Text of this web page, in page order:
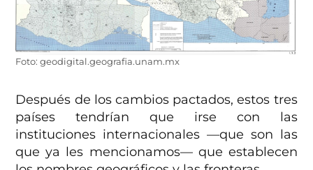
Foto: geodigital.geografia.unam.mx
Después de los cambios pactados, estos tres
países tendrían que irse con las
instituciones internacionales —que son las
que ya les mencionamos— que establecen